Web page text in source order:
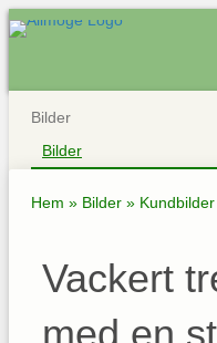
Bilder
Bilder
Hem » Bilder » Kundbilder
Vackert
med en